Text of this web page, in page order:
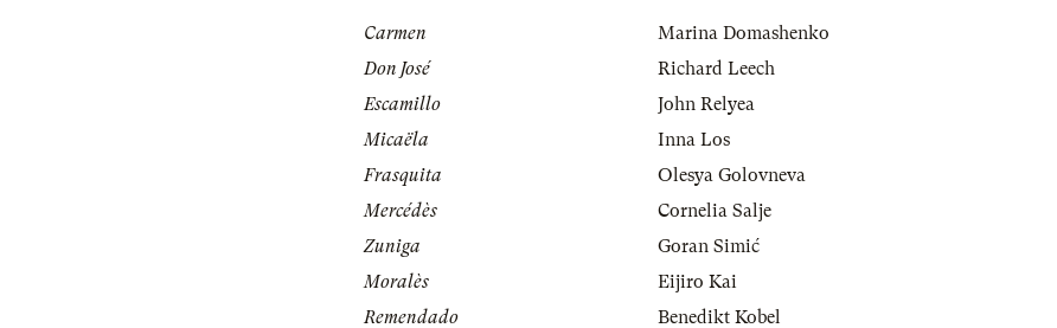
Carmen
Marina Domashenko
Don José
Richard Leech
Escamillo
John Relyea
Micaëla
Inna Los
Frasquita
Olesya Golovneva
Mercédès
Cornelia Salje
Zuniga
Goran Simić
Moralès
Eijiro Kai
Remendado
Benedikt Kobel